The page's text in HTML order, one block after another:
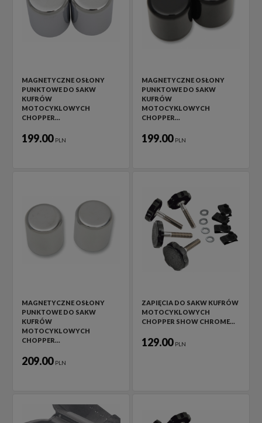
MAGNETYCZNE OSŁONY
PUNKTOWE DO SAKW
KUFRÓW
MOTOCYKLOWYCH
CHOPPER…
199.00 PLN
MAGNETYCZNE OSŁONY
PUNKTOWE DO SAKW
KUFRÓW
MOTOCYKLOWYCH
CHOPPER…
199.00 PLN
MAGNETYCZNE OSŁONY
PUNKTOWE DO SAKW
KUFRÓW
MOTOCYKLOWYCH
CHOPPER…
209.00 PLN
ZAPIĘCIA DO SAKW KUFRÓW
MOTOCYKLOWYCH
CHOPPER SHOW CHROME…
129.00 PLN